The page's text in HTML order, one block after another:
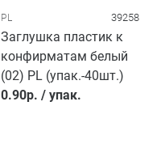
PL 39258
Заглушка пластик к
конфирматам белый
(02) PL (упак.-40шт.)
0.90р. / упак.